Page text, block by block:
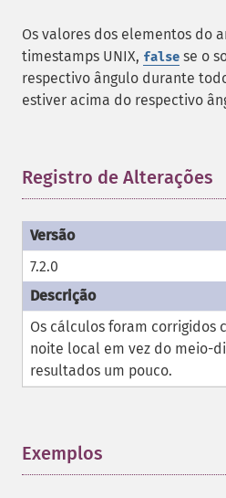
Os valores dos elementos do
timestamps UNIX, false se o
respectivo ângulo durante
estiver acima do respectivo
Registro de Alterações
7.2.0
Os cálculos foram corrigidos
noite local em vez do meio-
resultados um pouco.
Exemplos